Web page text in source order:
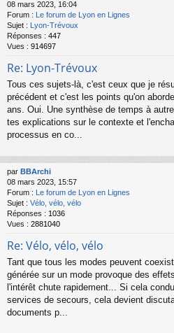
08 mars 2023, 16:04
Forum : Le forum de Lyon en Lignes
Sujet : Lyon-Trévoux
Réponses : 447
Vues : 914697
Re: Lyon-Trévoux
Tous ces sujets-là, c'est ceux que je
précédent et c'est les points qu'on
ans. Oui. Une synthèse de temps à
tes explications sur le contexte et
processus en co...
par BBArchi
08 mars 2023, 15:57
Forum :
Le forum de Lyon en Lignes
Sujet : Vélo, vélo, vélo
Réponses : 1036
Vues : 2881040
Re: Vélo, vélo, vélo
Tant que tous les modes peuvent
générée sur un mode provoque des
l'intérêt chute rapidement... Si cela
services de secours, cela devient
documents p...